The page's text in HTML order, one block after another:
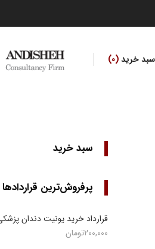
سبد خرید 0
سبد خرید
پرفروش‌ترین قراردادها
قرارداد خرید یونیت دندان
200,000تومان